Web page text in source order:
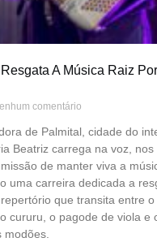
A Música Raiz
comentário
de Palmital, cidade do
Beatriz carrega na voz,
de manter viva a
uma carreira dedicada a
que transita entre
cururu, o pagode de viola e
modões.